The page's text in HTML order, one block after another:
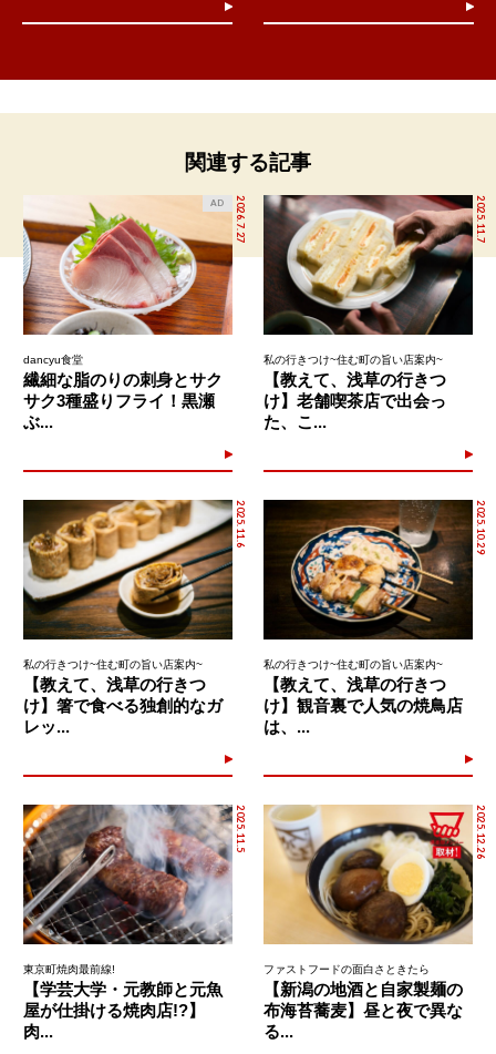
関連する記事
2026.7.27
AD
dancyu食堂
繊細な脂のりの刺身とサク
サク3種盛りフライ！黒瀬
ぶ...
2025.11.7
私の行きつけ~住む町の旨い店案内~
【教えて、浅草の行きつ
け】老舗喫茶店で出会っ
た、こ...
2025.11.6
私の行きつけ~住む町の旨い店案内~
【教えて、浅草の行きつ
け】箸で食べる独創的なガ
レッ...
2025.10.29
私の行きつけ~住む町の旨い店案内~
【教えて、浅草の行きつ
け】観音裏で人気の焼鳥店
は、...
2025.11.5
東京町焼肉最前線!
【学芸大学・元教師と元魚
屋が仕掛ける焼肉店!?】
肉...
2025.12.26
ファストフードの面白さときたら
【新潟の地酒と自家製麺の
布海苔蕎麦】昼と夜で異な
る...